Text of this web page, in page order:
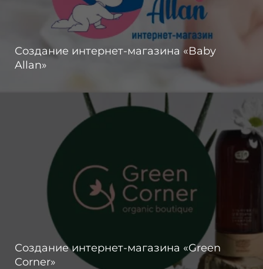
Создание интернет-магазина «Baby
Allan»
Создание интернет-магазина «Green
Corner»